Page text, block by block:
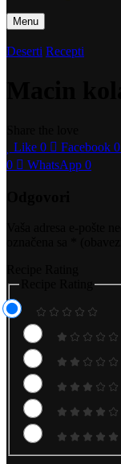
Menu
Deserti Recepti
Like 0 Facebook 0
0
WhatsApp 0